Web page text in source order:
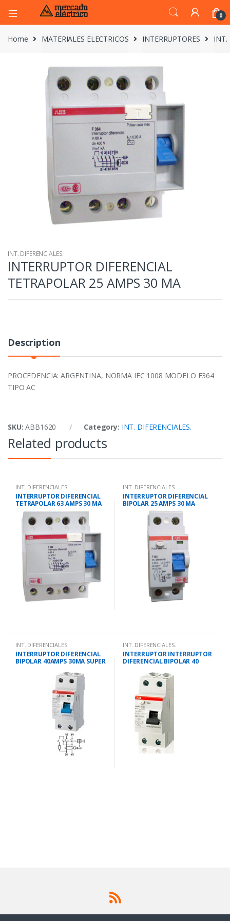
0
Home MATERIALES ELECTRICOS INTERRUPTORES INT.
INT. DIFERENCIALES.
INTERRUPTOR DIFERENCIAL
TETRAPOLAR 25 AMPS 30 MA
Description
PROCEDENCIA: ARGENTINA, NORMA IEC 1008 MODELO F364
TIPO AC
SKU:ABB1620 Category: INT. DIFERENCIALES.
Related products
INT. DIFERENCIALES.
INTERRUPTOR DIFERENCIAL
TETRAPOLAR 63 AMPS 30 MA
INT. DIFERENCIALES.
INTERRUPTOR DIFERENCIAL
BIPOLAR 25 AMPS 30 MA
INT. DIFERENCIALES.
INTERRUPTOR DIFERENCIAL
BIPOLAR 40AMPS 30MA SUPER
INT. DIFERENCIALES.
INTERRUPTOR INTERRUPTOR
DIFERENCIAL BIPOLAR 40